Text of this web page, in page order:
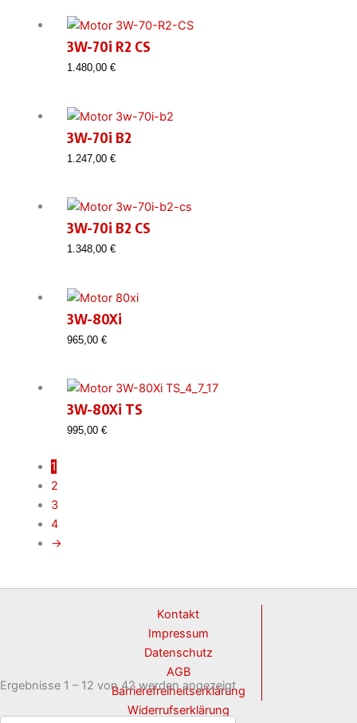
Ergebnisse 1 – 12 von 42 werden angezeigt
3W-70i R2 CS
1.480,00 €
3W-70i B2
1.247,00 €
3W-70i B2 CS
1.348,00 €
3W-80Xi
965,00 €
3W-80Xi TS
995,00 €
1
2
3
4
→
Kontakt
Impressum
Datenschutz
AGB
Barrierefreiheitserklärung
Widerrufserklärung